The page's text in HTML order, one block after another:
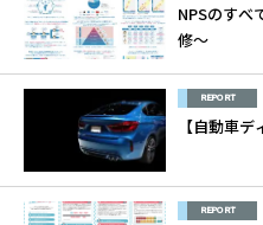
NPSのすべ
修～
REPORT
【自動車デ
REPORT